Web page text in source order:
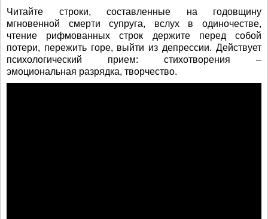
Читайте строки, составленные на годовщину
мгновенной смерти супруга, вслух в одиночестве,
чтение рифмованных строк держите перед собой
потери, пережить горе, выйти из депрессии. Действует
психологический прием: стихотворения –
эмоциональная разрядка, творчество.